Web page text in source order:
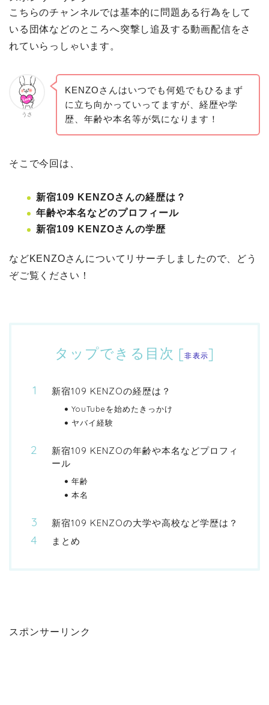
こちらのチャンネルでは基本的に問題ある行為をして
いる団体などのところへ突撃し追及する動画配信をさ
れていらっしゃいます。
うさ
KENZOさんはいつでも何処でもひるまず
に立ち向かっていってますが、経歴や学
歴、年齢や本名等が気になります！
そこで今回は、
新宿109 KENZOさんの経歴は？
年齢や本名などのプロフィール
新宿109 KENZOさんの学歴
などKENZOさんについてリサーチしましたので、どう
ぞご覧ください！
タップできる目次 [非表示]
新宿109 KENZOの経歴は？
YouTubeを始めたきっかけ
ヤバイ経験
新宿109 KENZOの年齢や本名などプロフィ
ール
年齢
本名
新宿109 KENZOの大学や高校など学歴は？
まとめ
スポンサーリンク